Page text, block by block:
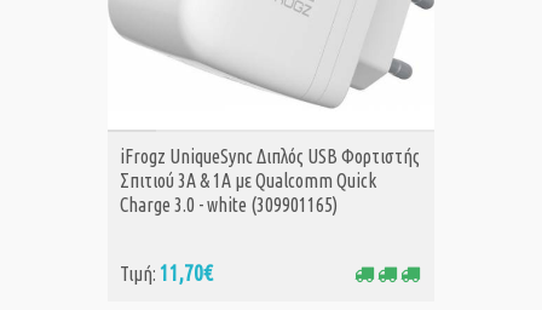
ΑΓΟΡΑ
iFrogz UniqueSync Διπλός USB Φορτιστής
Σπιτιού 3Α & 1Α με Qualcomm Quick
Charge 3.0 - white (309901165)
Τιμή: 11,70€